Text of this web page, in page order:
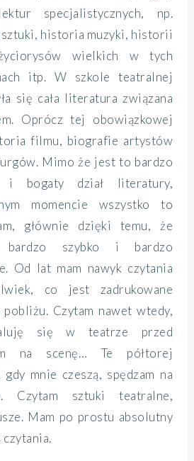
specjalistycznych, np.
historia muzyki, historii
wielkich w tych
itp. W szkole teatralnej
się cała literatura związana
Oprócz tej obowiązkowej
filmu, biografie artystów
Mimo że jest to bardzo
i bogaty dział literatury,
momencie wszystko to
głównie dzięki temu, że
bardzo szybko i bardzo
Od lat mam nawyk czytania
co jest zadrukowane
Czytam nawet wtedy,
się w teatrze przed
na scenę… Te półtorej
gdy mnie czeszą, spędzam na
Czytam sztuki teatralne,
Mam po prostu absolutny
czytania.